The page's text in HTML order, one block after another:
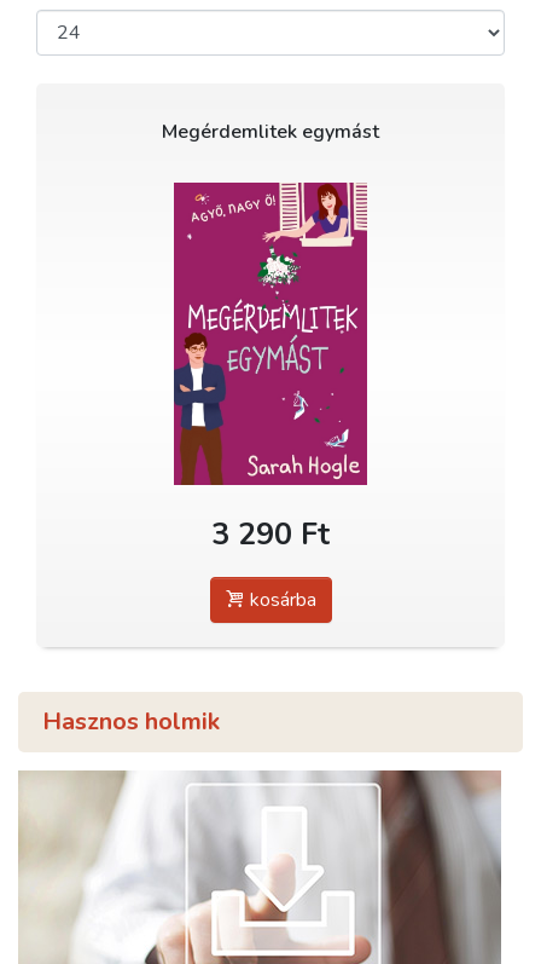
Megérdemlitek egymást
3 290 Ft
kosárba
Hasznos holmik